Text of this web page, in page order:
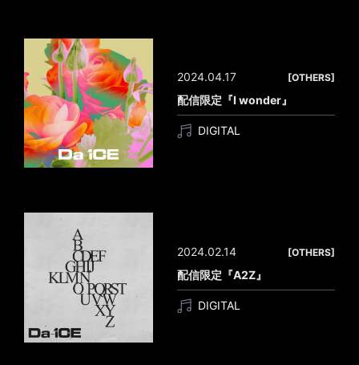
2024.04.17 [OTHERS]
配信限定『I wonder』
DIGITAL
2024.02.14 [OTHERS]
配信限定『A2Z』
DIGITAL